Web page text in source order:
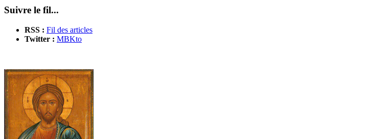
Suivre le fil...
RSS : Fil des articles
Twitter : MBKto